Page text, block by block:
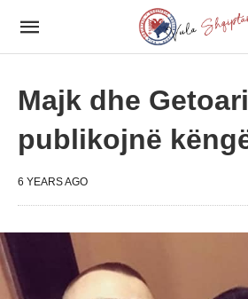
Majk dhe
publikojnë
6 YEARS AGO